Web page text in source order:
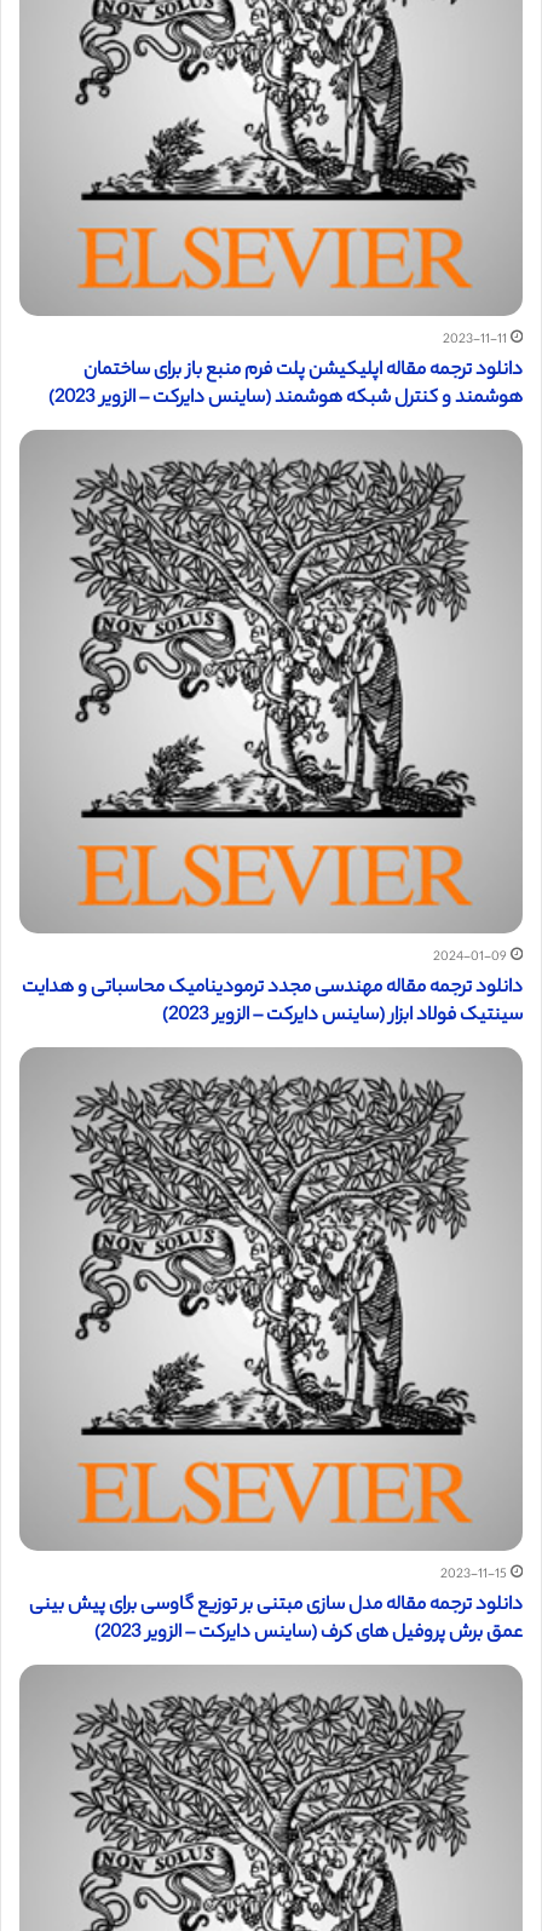
2023-11-11
دانلود ترجمه مقاله اپلیکیشن پلت فرم منبع باز برای ساختمان
هوشمند و کنترل شبکه هوشمند (ساینس دایرکت – الزویر 2023)
2024-01-09
دانلود ترجمه مقاله مهندسی مجدد ترمودینامیک محاسباتی و هدایت
سینتیک فولاد ابزار (ساینس دایرکت – الزویر 2023)
2023-11-15
دانلود ترجمه مقاله مدل سازی مبتنی بر توزیع گاوسی برای پیش بینی
عمق برش پروفیل های کرف (ساینس دایرکت – الزویر 2023)